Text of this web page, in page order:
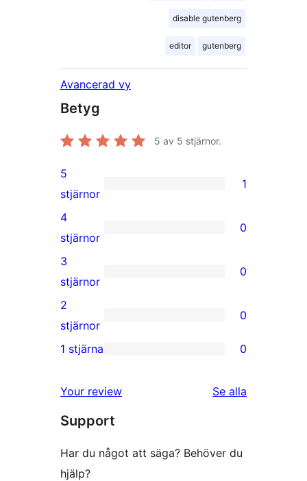
disable gutenberg
editor gutenberg
Avancerad vy
Betyg
5 av 5 stjärnor.
1
5-
stjärnig
recension
5
stjärnor
1
0
4-
stjärniga
recensioner
4
stjärnor
0
0
3-
stjärniga
recensioner
3
stjärnor
0
0
2-
recensioner
2
stjärnor
0
stjärniga
recensioner
1 stjärna 0
Your review
Se alla
Support
Har du något att säga? Behöver du
hjälp?